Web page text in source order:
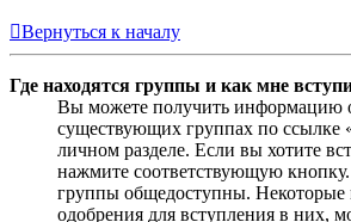
Вернуться к началу
Где находятся группы и как мне
Вы можете получить информацию
существующих группах по ссылке
личном разделе. Если вы хотите
нажмите соответствующую
группы общедоступны. Некоторые
одобрения для вступления в них,